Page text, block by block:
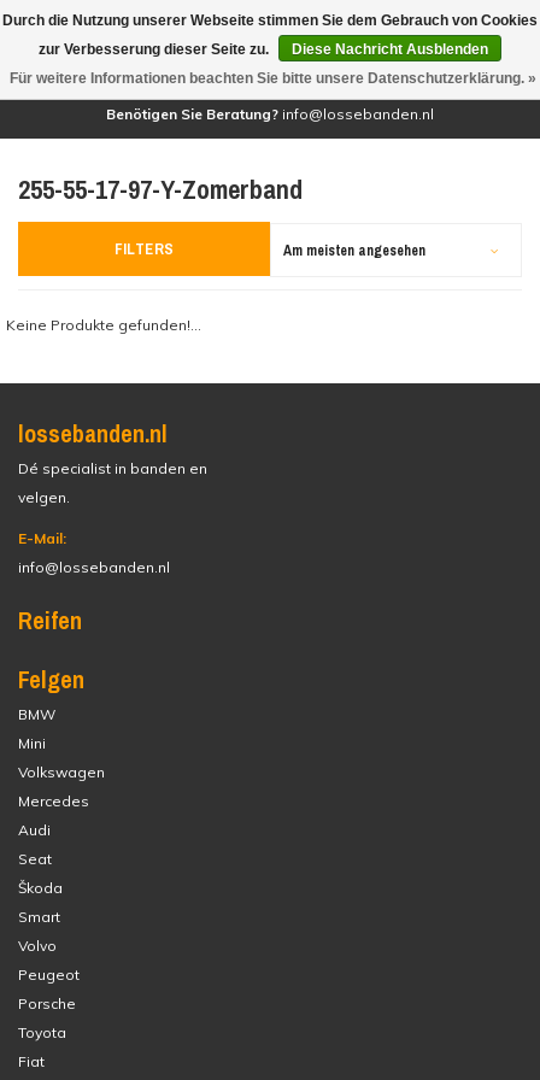
(0)
Benötigen Sie Beratung? info@lossebanden.nl
255-55-17-97-Y-Zomerband
FILTERS Am meisten angesehen
Keine Produkte gefunden!...
lossebanden.nl
Dé specialist in banden en
velgen.
E-Mail:
info@lossebanden.nl
Reifen
Felgen
BMW
Mini
Volkswagen
Mercedes
Audi
Seat
Škoda
Smart
Volvo
Peugeot
Porsche
Toyota
Fiat
Durch die Nutzung unserer Webseite stimmen Sie dem Gebrauch von Cookies
zur Verbesserung dieser Seite zu.
Diese Nachricht Ausblenden
Für weitere Informationen beachten Sie bitte unsere Datenschutzerklärung. »